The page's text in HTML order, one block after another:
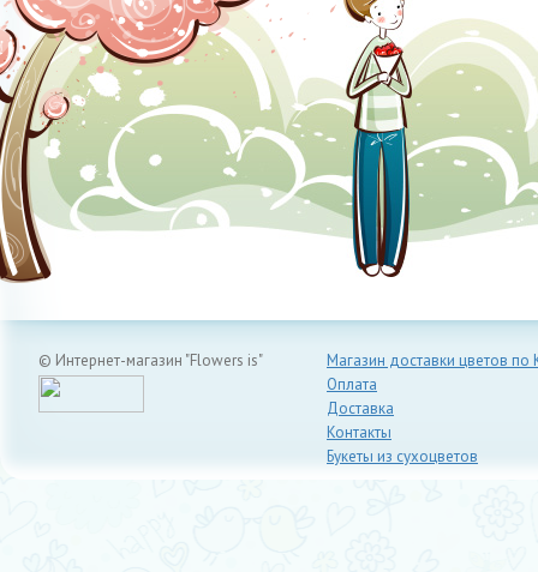
© Интернет-магазин "Flowers is"
Магазин доставки цветов по
Оплата
Доставка
Контакты
Букеты из сухоцветов